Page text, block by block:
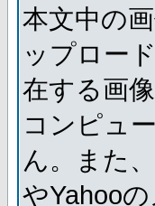
本文中の
ップロー
在する画
コンピュ
ん。また
やYahoo